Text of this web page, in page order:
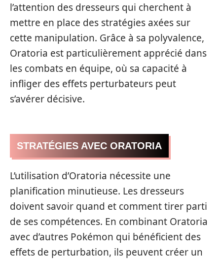
l’attention des dresseurs qui cherchent à
mettre en place des stratégies axées sur
cette manipulation. Grâce à sa polyvalence,
Oratoria est particulièrement apprécié dans
les combats en équipe, où sa capacité à
infliger des effets perturbateurs peut
s’avérer décisive.
STRATÉGIES AVEC ORATORIA
L’utilisation d’Oratoria nécessite une
planification minutieuse. Les dresseurs
doivent savoir quand et comment tirer parti
de ses compétences. En combinant Oratoria
avec d’autres Pokémon qui bénéficient des
effets de perturbation, ils peuvent créer un